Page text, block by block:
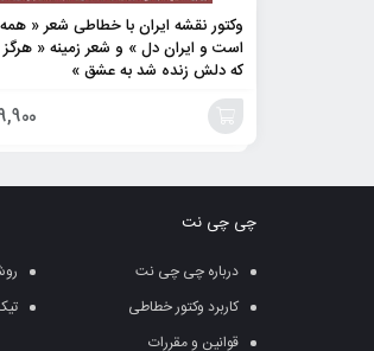
وکتور نقشه ایران با خطاطی شعر «
است و ایران دل » و شعر زمینه « هرگز
که دلش زنده شد به عشق »
چی چی نت
درباره چی چی نت
کاربرد وکتور خطاطی
قوانین و مقررات